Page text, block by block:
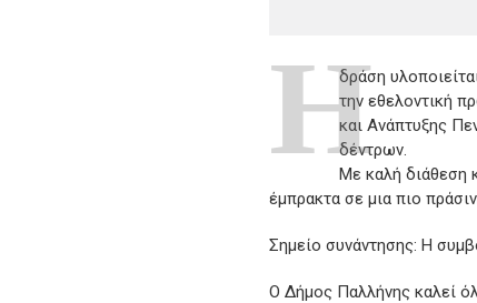
Η
δράση
την εθελοντική
και Ανάπτυξης
δέντρων.
Με καλή διάθεση
έμπρακτα σε μια πιο
Σημείο συνάντησης: Η
Ο Δήμος Παλλήνης καλεί